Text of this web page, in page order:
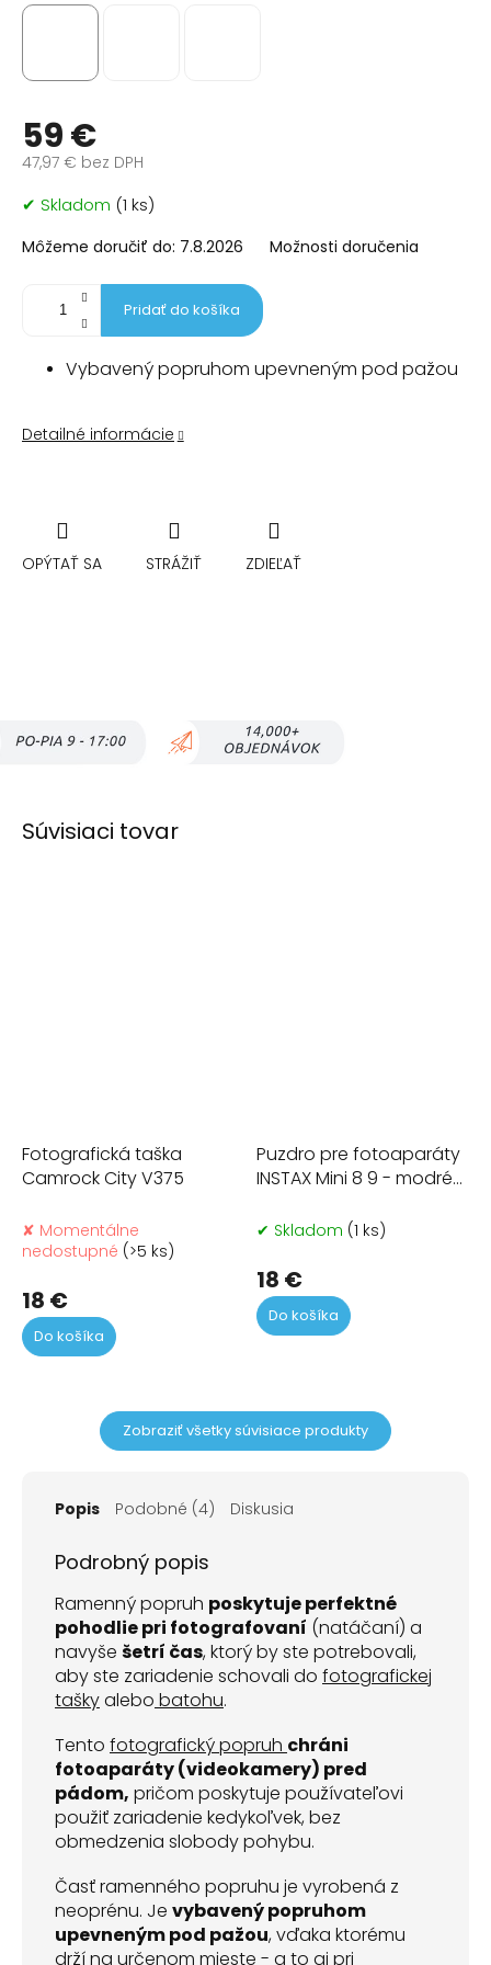
59 €
47,97 € bez DPH
cena:
✔ Skladom (1 ks)
Môžeme doručiť do: 7.8.2026 Možnosti doručenia
Pridať do košíka
Vybavený popruhom upevneným pod pažou
Detailné informácie
OPÝTAŤ SA STRÁŽIŤ ZDIEĽAŤ
Súvisiaci tovar
Fotografická taška
Camrock City V375
✘ Momentálne
nedostupné (>5 ks)
18 €
Do košíka
Puzdro pre fotoaparáty
INSTAX Mini 8 9 - modré
✔ Skladom (1 ks)
18 €
Do košíka
Zobraziť všetky súvisiace produkty
Popis Podobné (4) Diskusia
Podrobný popis
Ramenný popruh poskytuje perfektné
pohodlie pri fotografovaní (natáčaní) a
navyše šetrí čas, ktorý by ste potrebovali,
aby ste zariadenie schovali do fotografickej
taškyalebo batohu.
Tento fotografický popruh chráni
fotoaparáty (videokamery) pred
pádom, pričom poskytuje používateľovi
použiť zariadenie kedykoľvek, bez
obmedzenia slobody pohybu.
Časť ramenného popruhu je vyrobená z
neoprénu. Je vybavený popruhom
upevneným pod pažou, vďaka ktorému
drží na určenom mieste - a to aj pri